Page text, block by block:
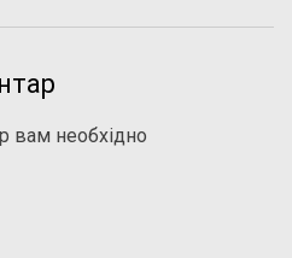
вам необхідно